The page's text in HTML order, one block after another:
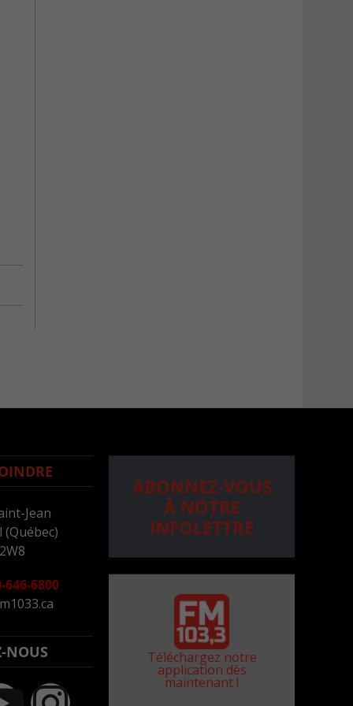
Jean
646-6800
NOUS
ABONNEZ-VOUS
À NOTRE
INFOLETTRE
Téléchargez notre
application dès
maintenant !